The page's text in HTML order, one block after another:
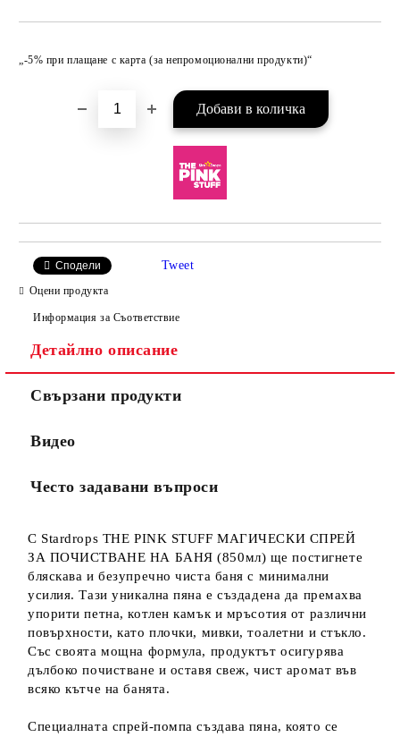
„-5% при плащане с карта (за непромоционални продукти)“
Сподели Tweet
Оцени продукта
Информация за Съответствие
Детайлно описание
Свързани продукти
Видео
Често задавани въпроси
С Stardrops THE PINK STUFF МАГИЧЕСКИ СПРЕЙ
ЗА ПОЧИСТВАНЕ НА БАНЯ (850мл) ще постигнете
бляскава и безупречно чиста баня с минимални
усилия. Тази уникална пяна е създадена да премахва
упорити петна, котлен камък и мръсотия от различни
повърхности, като плочки, мивки, тоалетни и стъкло.
Със своята мощна формула, продуктът осигурява
дълбоко почистване и оставя свеж, чист аромат във
всяко кътче на банята.
Специалната спрей-помпа създава пяна, която се